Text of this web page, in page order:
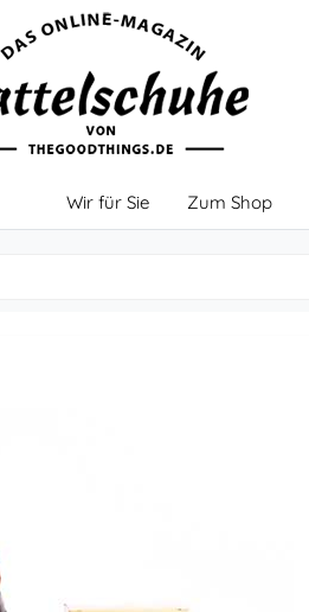
Wir für Sie Zum Shop